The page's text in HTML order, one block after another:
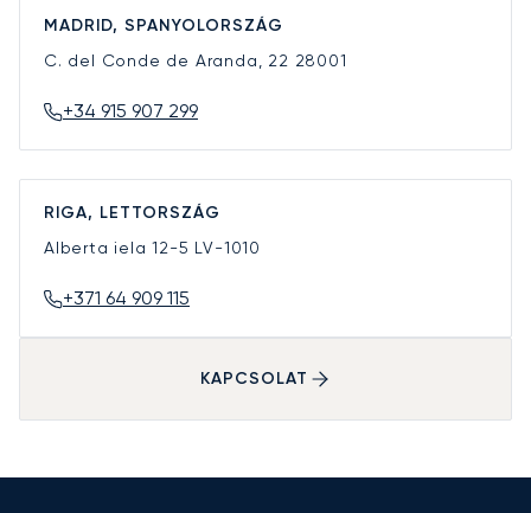
MADRID, SPANYOLORSZÁG
C. del Conde de Aranda, 22 28001
+34 915 907 299
RIGA, LETTORSZÁG
Alberta iela 12-5 LV-1010
+371 64 909 115
KAPCSOLAT